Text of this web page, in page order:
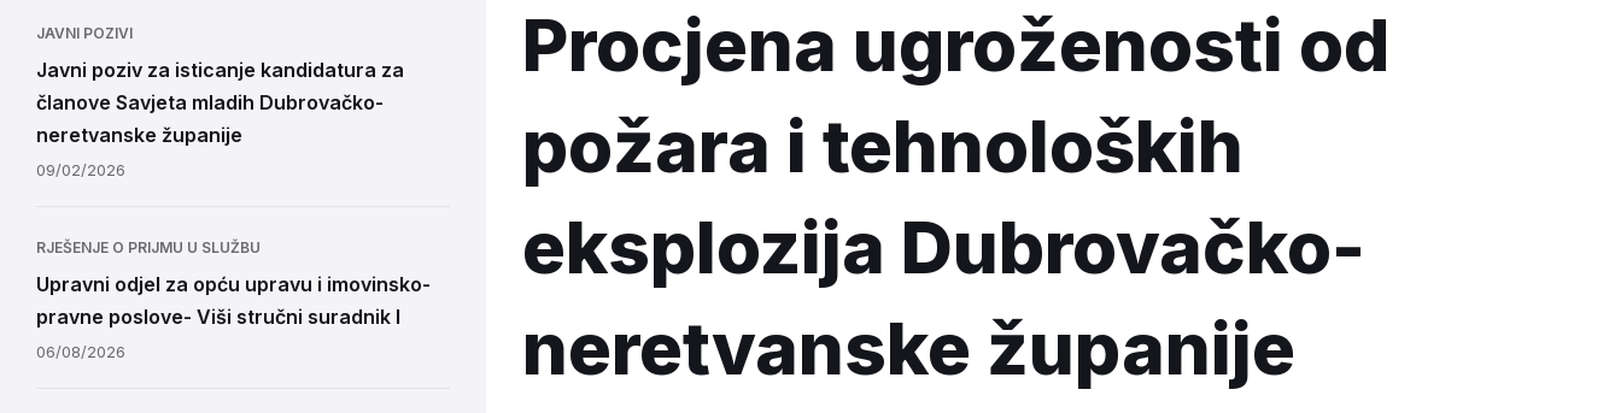
Procjena ugroženosti od
požara i tehnoloških
eksplozija Dubrovačko-
neretvanske županije
JAVNI POZIVI
Javni poziv za isticanje kandidatura za
članove Savjeta mladih Dubrovačko-
neretvanske županije
09/02/2026
RJEŠENJE O PRIJMU U SLUŽBU
Upravni odjel za opću upravu i imovinsko-
pravne poslove- Viši stručni suradnik I
06/08/2026